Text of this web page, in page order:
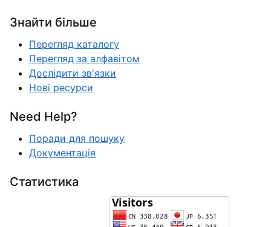
Знайти більше
Перегляд каталогу
Перегляд за алфавітом
Дослідити зв'язки
Нові ресурси
Need Help?
Поради для пошуку
Документація
Статистика